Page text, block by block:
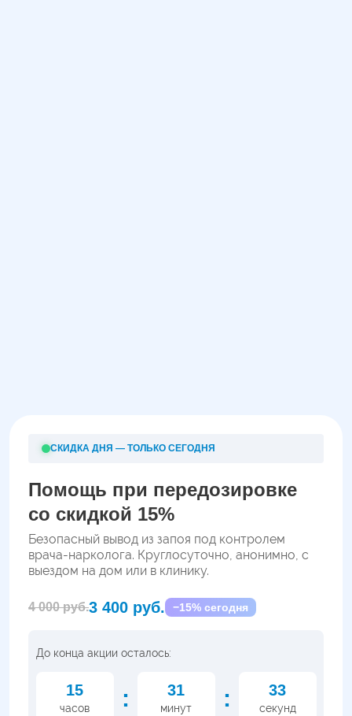
СКИДКА ДНЯ — ТОЛЬКО СЕГОДНЯ
Помощь при передозировке
со скидкой 15%
Безопасный вывод из запоя под контролем
врача-нарколога. Круглосуточно, анонимно, с
выездом на дом или в клинику.
4 000 руб.3 400 руб. −15% сегодня
До конца акции осталось:
15
часов : 31
минут : 32
секунд